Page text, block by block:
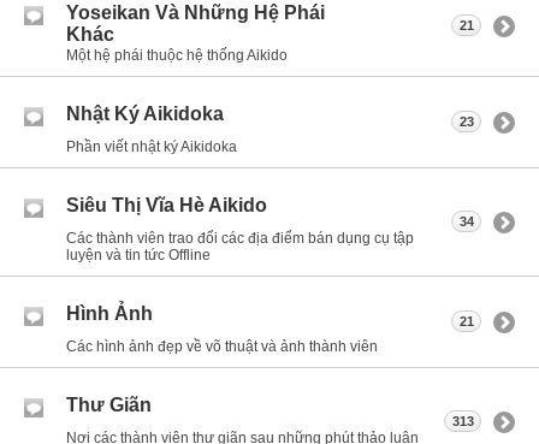
Yoseikan Và Những Hệ Phái
Khác
Một hệ phái thuộc hệ thống Aikido
21
Nhật Ký Aikidoka
Phần viết nhật ký Aikidoka
23
Siêu Thị Vĩa Hè Aikido
Các thành viên trao đổi các địa điểm bán dụng cụ tập
luyện và tin tức Offline
34
Hình Ảnh
Các hình ảnh đẹp về võ thuật và ảnh thành viên
21
Thư Giãn
Nơi các thành viên thư giãn sau những phút thảo luận
313